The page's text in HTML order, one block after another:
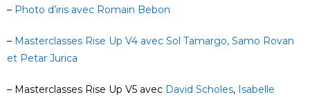
– Photo d’iris avec Romain Bebon
– Masterclasses Rise Up V4 avec Sol Tamargo, Samo Rovan
et Petar Jurica
– Masterclasses Rise Up V5 avec David Scholes, Isabelle